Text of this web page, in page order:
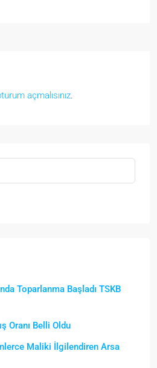
açmalısınız.
Toparlanma Başladı TSKB
Oranı Belli Oldu
Maliki İlgilendiren Arsa